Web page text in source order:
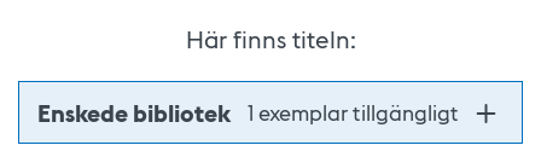
Här finns titeln:
Enskede bibliotek 1 exemplar tillgängligt